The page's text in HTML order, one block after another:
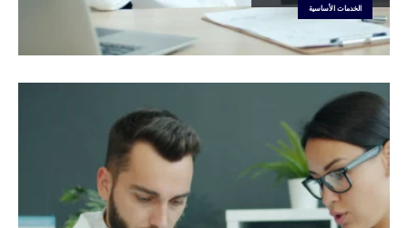
الخدمات الأساسية